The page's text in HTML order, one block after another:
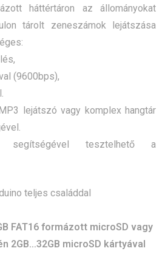
háttértáron az állományokat
tárolt zeneszámok lejátszása
(9600bps),
lejátszó vagy komplex hangtár
segítségével tesztelhető a
teljes családdal
FAT16 formázott microSD vagy
2GB…32GB microSD kártyával